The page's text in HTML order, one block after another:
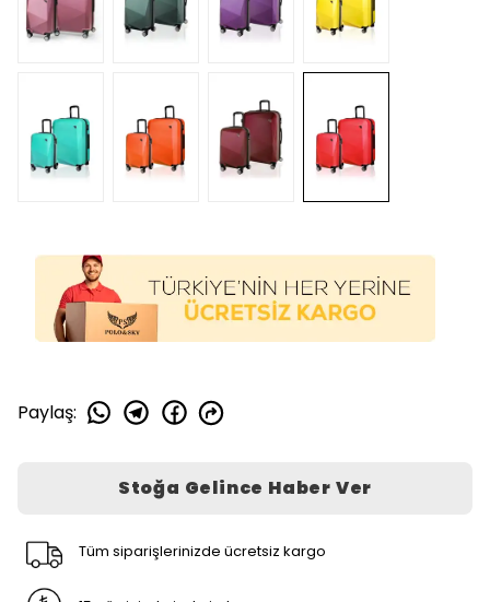
Paylaş:
Stoğa Gelince Haber Ver
Tüm siparişlerinizde ücretsiz kargo